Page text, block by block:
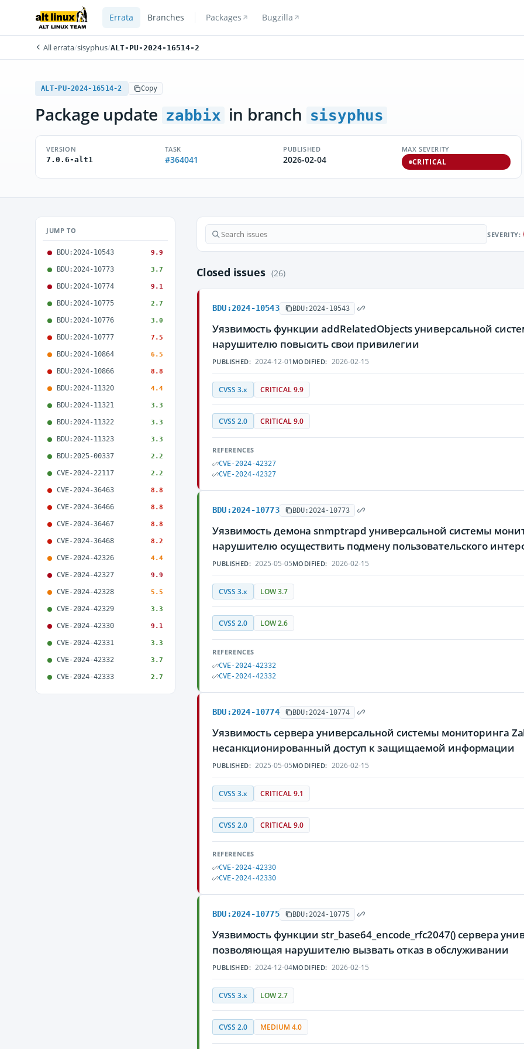
Errata Branches Packages Bugzilla
All errata/sisyphus/ALT-PU-2024-16514-2
ALT-PU-2024-16514-2 Copy
Package update zabbix in branch sisyphus
VERSION
7.0.6-alt1
TASK
#364041
PUBLISHED
2026-02-04
MAX SEVERITY
CRITICAL
JUMP TO
BDU:2024-10543 9.9
BDU:2024-10773 3.7
BDU:2024-10774 9.1
BDU:2024-10775 2.7
BDU:2024-10776 3.0
BDU:2024-10777 7.5
BDU:2024-10864 6.5
BDU:2024-10866 8.8
BDU:2024-11320 4.4
BDU:2024-11321 3.3
BDU:2024-11322 3.3
BDU:2024-11323 3.3
BDU:2025-00337 2.2
CVE-2024-22117 2.2
CVE-2024-36463 8.8
CVE-2024-36466 8.8
CVE-2024-36467 8.8
CVE-2024-36468 8.2
CVE-2024-42326 4.4
CVE-2024-42327 9.9
CVE-2024-42328 5.5
CVE-2024-42329 3.3
CVE-2024-42330 9.1
CVE-2024-42331 3.3
CVE-2024-42332 3.7
CVE-2024-42333 2.7
SEVERITY:
Closed issues (26)
BDU:2024-10543 BDU:2024-10543
Уязвимость функции addRelatedObjects универсальной
нарушителю повысить свои привилегии
PUBLISHED: 2024-12-01 MODIFIED: 2026-02-15
CVSS 3.x CRITICAL 9.9
CVSS 2.0 CRITICAL 9.0
REFERENCES
CVE-2024-42327
CVE-2024-42327
BDU:2024-10773 BDU:2024-10773
Уязвимость демона snmptrapd универсальной системы
нарушителю осуществить подмену пользовательского
PUBLISHED: 2025-05-05MODIFIED: 2026-02-15
CVSS 3.x LOW 3.7
CVSS 2.0 LOW 2.6
REFERENCES
CVE-2024-42332
CVE-2024-42332
BDU:2024-10774 BDU:2024-10774
Уязвимость сервера универсальной системы мониторинга
несанкционированный доступ к защищаемой информации
PUBLISHED: 2025-05-05MODIFIED: 2026-02-15
CVSS 3.x CRITICAL 9.1
CVSS 2.0 CRITICAL 9.0
REFERENCES
CVE-2024-42330
CVE-2024-42330
BDU:2024-10775 BDU:2024-10775
Уязвимость функции str_base64_encode_rfc2047() сервера
позволяющая нарушителю вызвать отказ в обслуживании
PUBLISHED: 2024-12-04MODIFIED: 2026-02-15
CVSS 3.x LOW 2.7
CVSS 2.0 MEDIUM 4.0